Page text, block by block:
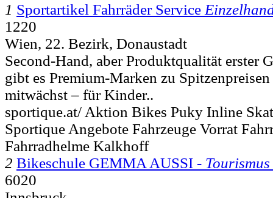
1 Sportartikel Fahrräder Service
1220
Wien, 22. Bezirk, Donaustadt
Second-Hand, aber Produktqualität erster
gibt es Premium-Marken zu
mitwächst – für Kinder..
sportique.at/ Aktion Bikes Puky Inline
Sportique Angebote Fahrzeuge Vorrat
Fahrradhelme Kalkhoff
2 Bikeschule GEMMA AUSSI -
6020